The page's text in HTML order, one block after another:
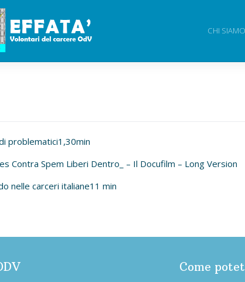
CHI SIAMO
problematici1,30min
Contra Spem Liberi Dentro_ – Il Docufilm – Long Version
nelle carceri italiane11 min
Come